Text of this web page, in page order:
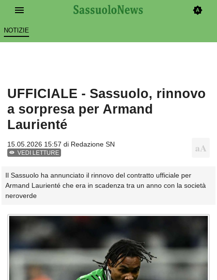
NOTIZIE
UFFICIALE - Sassuolo, rinnovo
a sorpresa per Armand
Laurienté
15.05.2026 15:57 di Redazione SN
VEDI LETTURE
Il Sassuolo ha annunciato il rinnovo del contratto ufficiale per
Armand Laurienté che era in scadenza tra un anno con la società
neroverde